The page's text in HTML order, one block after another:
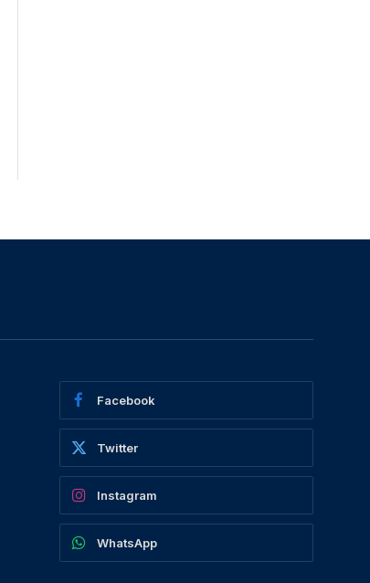
Facebook
Twitter
Instagram
WhatsApp